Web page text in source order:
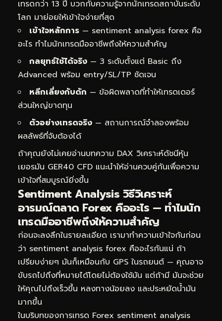
เทรดกว่า 13 ปี บวกกับความรู้จากนักเทรดสถาบันระดับ
โลก มาย่อยให้เข้าใจง่ายที่สุด
เข้าใจหลักการ — sentiment analysis forex คือ
อะไร ทำไมนักเทรดมืออาชีพถึงให้ความสำคัญ
กลยุทธ์ใช้ได้จริง — 3 ระดับตั้งแต่ Basic ถึง
Advanced พร้อม entry/SL/TP ชัดเจน
หลีกเลี่ยงกับดัก — ข้อผิดพลาดที่ทำให้เทรดเดอร์
ส่วนใหญ่ขาดทุน
ตัวอย่างเทรดจริง — สถานการณ์จำลองพร้อม
ผลลัพธ์ที่จับต้องได้
ถ้าคุณยังไม่เคยอ่านบทความ DAX วิเคราะห์ดัชนีหุ้น
เยอรมัน GER40 CFD แนะนำให้อ่านควบคู่กันเพื่อความ
เข้าใจที่สมบูรณ์ยิ่งขึ้น
Sentiment Analysis วิธีวิเคราะห์
อารมณ์ตลาด Forex คืออะไร — ทำไมนัก
เทรดมืออาชีพถึงให้ความสำคัญ
ก่อนจะลงลึกในรายละเอียด เรามาทำความเข้าใจกันก่อน
ว่า sentiment analysis forex คืออะไรกันแน่ ถ้า
เปรียบง่ายๆ มันก็เหมือนกับ GPS ในรถยนต์ — คุณอาจ
ขับรถไปถึงที่หมายได้โดยไม่ต้องใช้มัน แต่ถ้ามี มันจะช่วย
ให้คุณไปถึงเร็วขึ้น หลงทางน้อยลง และประหยัดน้ำมัน
มากขึ้น
ในบริบทของการเทรด Forex sentiment analysis